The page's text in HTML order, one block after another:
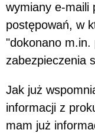
wymiany e-maili
postępowań, w
"dokonano m.in.
zabezpieczenia
Jak już
informacji z
mam już